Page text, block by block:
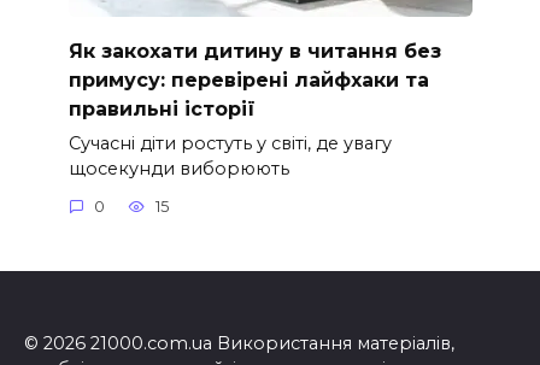
Як закохати дитину в читання без
примусу: перевірені лайфхаки та
правильні історії
Сучасні діти ростуть у світі, де увагу
щосекунди виборюють
0 15
© 2026 21000.com.ua Використання матеріалів,